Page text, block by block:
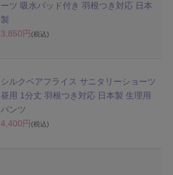
ーツ 吸水パッド付き 羽根つき対応 日本
製
3,850円 (税込)
シルクベアフライス サニタリーショーツ
昼用 1分丈 羽根つき対応 日本製 生理用
パンツ
4,400円 (税込)